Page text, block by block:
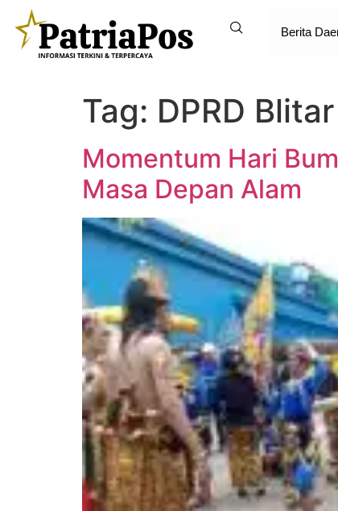
Berita
Tag: DPRD Blitar
Momentum Hari
Masa Depan Alam